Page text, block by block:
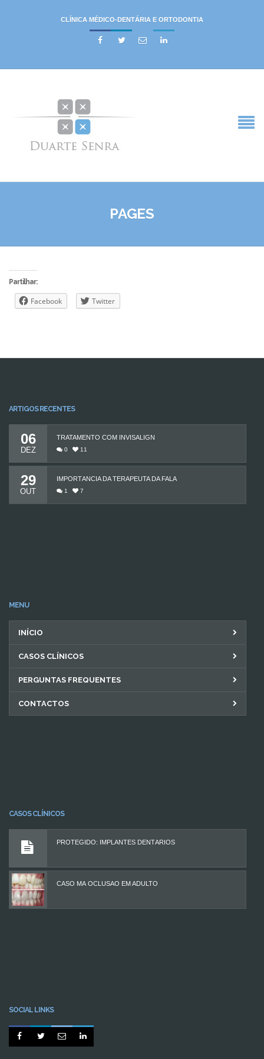
CLÍNICA MÉDICO-DENTÁRIA E ORTODONTIA
   
PAGES
Partilhar:
Facebook Twitter
ARTIGOS RECENTES
06
DEZ
TRATAMENTO COM INVISALIGN
0 11
29
OUT
IMPORTÂNCIA DA TERAPEUTA DA FALA
1 7
MENU
INÍCIO
CASOS CLÍNICOS
PERGUNTAS FREQUENTES
CONTACTOS
CASOS CLÍNICOS
PROTEGIDO: IMPLANTES DENTÁRIOS
CASO MÁ OCLUSÃO EM ADULTO
SOCIAL LINKS
   